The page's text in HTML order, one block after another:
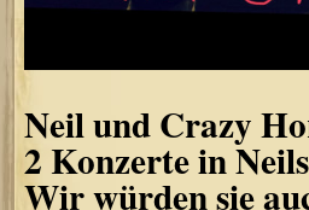
Neil und Crazy
2 Konzerte in
Wir würden sie